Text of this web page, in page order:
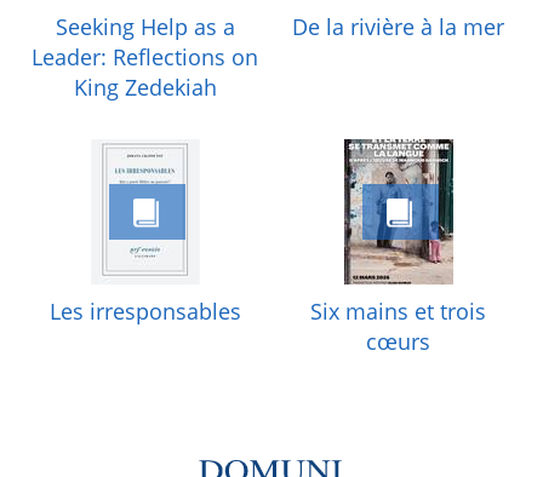
Seeking Help as a
Leader: Reflections on
King Zedekiah
De la rivière à la mer
Les irresponsables
Six mains et trois
cœurs